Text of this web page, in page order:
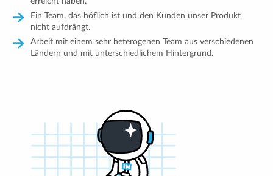
Ein Team, das höflich ist und den Kunden unser Produkt
nicht aufdrängt.
Arbeit mit einem sehr heterogenen Team aus verschiedenen
Ländern und mit unterschiedlichem Hintergrund.